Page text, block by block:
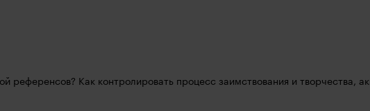
референсов? Как контролировать процесс заимствования и творчества,